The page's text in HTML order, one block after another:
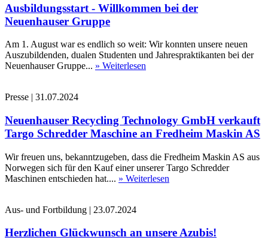
Ausbildungsstart - Willkommen bei der
Neuenhauser Gruppe
Am 1. August war es endlich so weit: Wir konnten unsere neuen
Auszubildenden, dualen Studenten und Jahrespraktikanten bei der
Neuenhauser Gruppe... » Weiterlesen
Presse | 31.07.2024
Neuenhauser Recycling Technology GmbH verkauft
Targo Schredder Maschine an Fredheim Maskin AS
Wir freuen uns, bekanntzugeben, dass die Fredheim Maskin AS aus
Norwegen sich für den Kauf einer unserer Targo Schredder
Maschinen entschieden hat.... » Weiterlesen
Aus- und Fortbildung | 23.07.2024
Herzlichen Glückwunsch an unsere Azubis!